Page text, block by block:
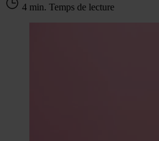
4 min. Temps de lecture